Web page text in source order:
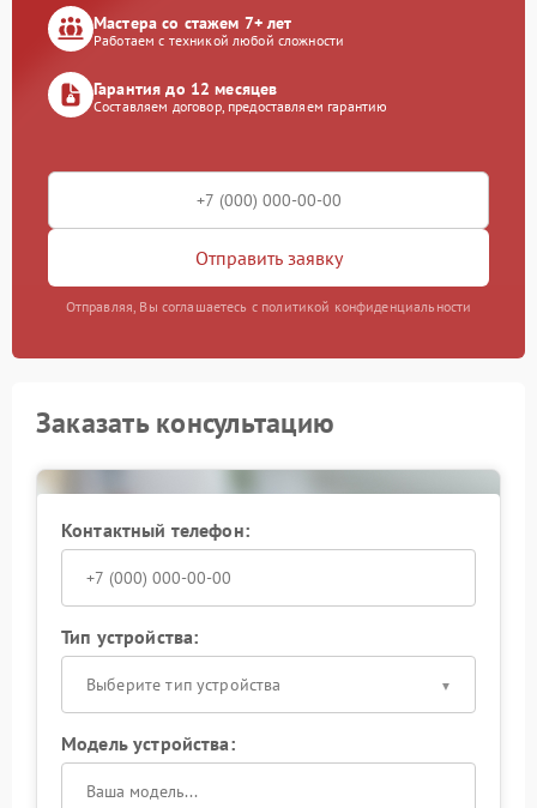
Мастера со стажем 7+ лет
Работаем с техникой любой сложности
Гарантия до 12 месяцев
Составляем договор, предоставляем гарантию
Отправить заявку
Отправляя, Вы соглашаетесь с политикой конфиденциальности
Заказать консультацию
Контактный телефон:
Тип устройства:
Выберите тип устройства
Модель устройства: